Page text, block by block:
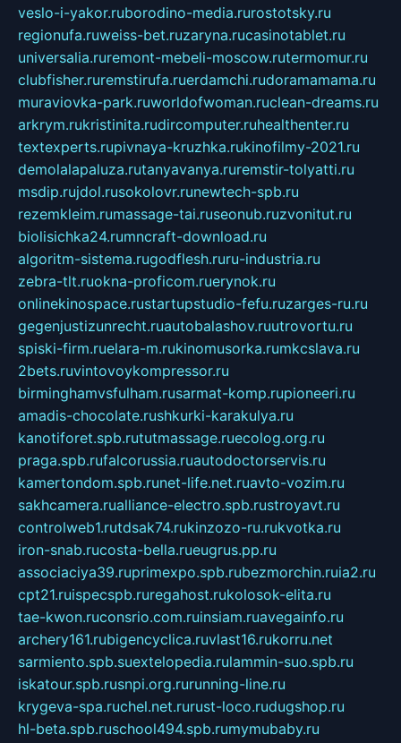
veslo-i-yakor.ruborodino-media.rurostotsky.ru
regionufa.ruweiss-bet.ruzaryna.rucasinotablet.ru
universalia.ruremont-mebeli-moscow.rutermomur.ru
clubfisher.ruremstirufa.ruerdamchi.rudoramamama.ru
muraviovka-park.ruworldofwoman.ruclean-dreams.ru
arkrym.rukristinita.rudircomputer.ruhealthenter.ru
textexperts.rupivnaya-kruzhka.rukinofilmy-2021.ru
demolalapaluza.rutanyavanya.ruremstir-tolyatti.ru
msdip.rujdol.rusokolovr.runewtech-spb.ru
rezemkleim.rumassage-tai.ruseonub.ruzvonitut.ru
biolisichka24.rumncraft-download.ru
algoritm-sistema.rugodflesh.ruru-industria.ru
zebra-tlt.ruokna-proficom.ruerynok.ru
onlinekinospace.rustartupstudio-fefu.ruzarges-ru.ru
gegenjustizunrecht.ruautobalashov.ruutrovortu.ru
spiski-firm.ruelara-m.rukinomusorka.rumkcslava.ru
2bets.ruvintovoykompressor.ru
birminghamvsfulham.rusarmat-komp.rupioneeri.ru
amadis-chocolate.rushkurki-karakulya.ru
kanotiforet.spb.rututmassage.ruecolog.org.ru
praga.spb.rufalcorussia.ruautodoctorservis.ru
kamertondom.spb.runet-life.net.ruavto-vozim.ru
sakhcamera.rualliance-electro.spb.rustroyavt.ru
controlweb1.rutdsak74.rukinzozo-ru.rukvotka.ru
iron-snab.rucosta-bella.rueugrus.pp.ru
associaciya39.ruprimexpo.spb.rubezmorchin.ruia2.ru
cpt21.ruispecspb.ruregahost.rukolosok-elita.ru
tae-kwon.ruconsrio.com.ruinsiam.ruavegainfo.ru
archery161.rubigencyclica.ruvlast16.rukorru.net
sarmiento.spb.suextelopedia.rulammin-suo.spb.ru
iskatour.spb.rusnpi.org.rurunning-line.ru
krygeva-spa.ruchel.net.rurust-loco.rudugshop.ru
hl-beta.spb.ruschool494.spb.rumymubaby.ru